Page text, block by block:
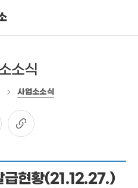
소식
사업소소식
급현황(21.12.27.)